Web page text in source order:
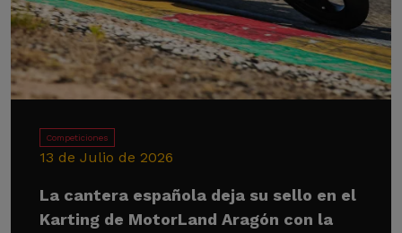
Competiciones
13 de Julio de 2026
La cantera española deja su sello en el
Karting de MotorLand Aragón con la